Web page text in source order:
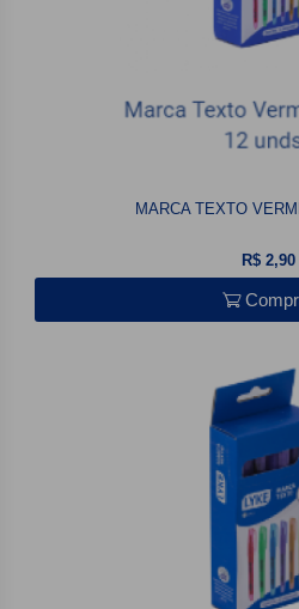
MARCA TEXTO
R$ 2,90